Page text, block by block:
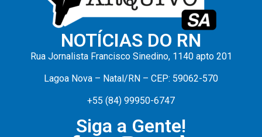
NOTÍCIAS DO RN
Rua Jornalista Francisco Sinedino, 1140 apto 201
Lagoa Nova – Natal/RN – CEP: 59062-570
+55 (84) 99950-6747
Siga a Gente!